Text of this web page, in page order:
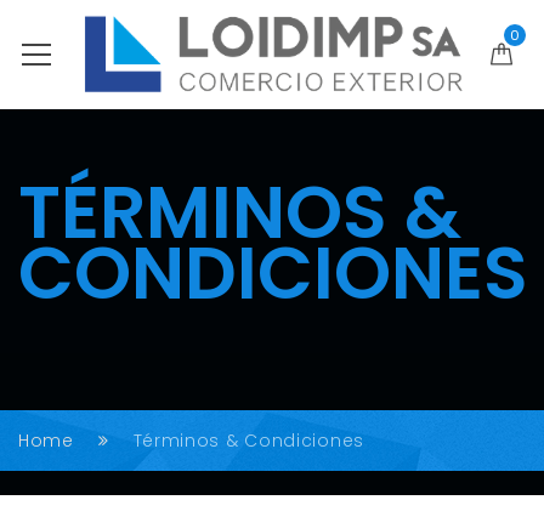
0
TÉRMINOS &
CONDICIONES
Home Términos & Condiciones